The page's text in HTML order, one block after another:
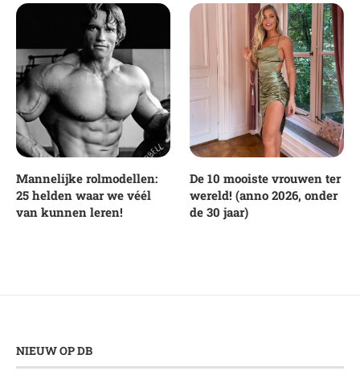
Mannelijke rolmodellen:
25 helden waar we véél
van kunnen leren!
De 10 mooiste vrouwen ter
wereld! (anno 2026, onder
de 30 jaar)
NIEUW OP DB